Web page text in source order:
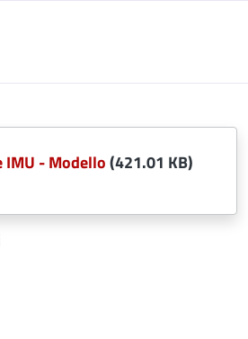
IMU - Modello(421.01 KB)